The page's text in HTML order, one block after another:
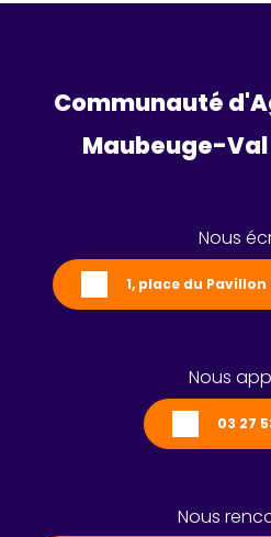
Communauté
Maubeuge-Val
Nous
1, place du
Nous
03 27
Nous